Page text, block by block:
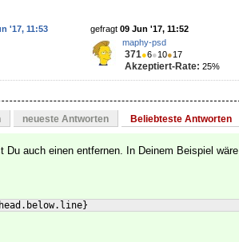
gefragt 09 Jun '17, 11:52
maphy-psd
371●6●10●17
Akzeptiert-Rate: 25%
'17, 11:53
neueste Antworten Beliebteste Antworten
auch einen entfernen. In Deinem Beispiel wäre
}